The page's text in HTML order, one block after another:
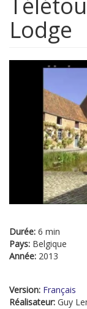
Lodge
Durée: 6 min
Pays: Belgique
Année: 2013
Version: Français
Réalisateur: Guy